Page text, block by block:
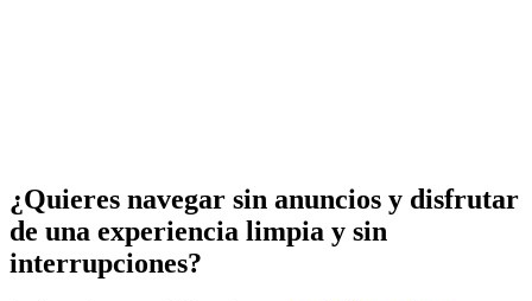
¿Quieres navegar sin anuncios y disfrutar
de una experiencia limpia y sin
interrupciones?